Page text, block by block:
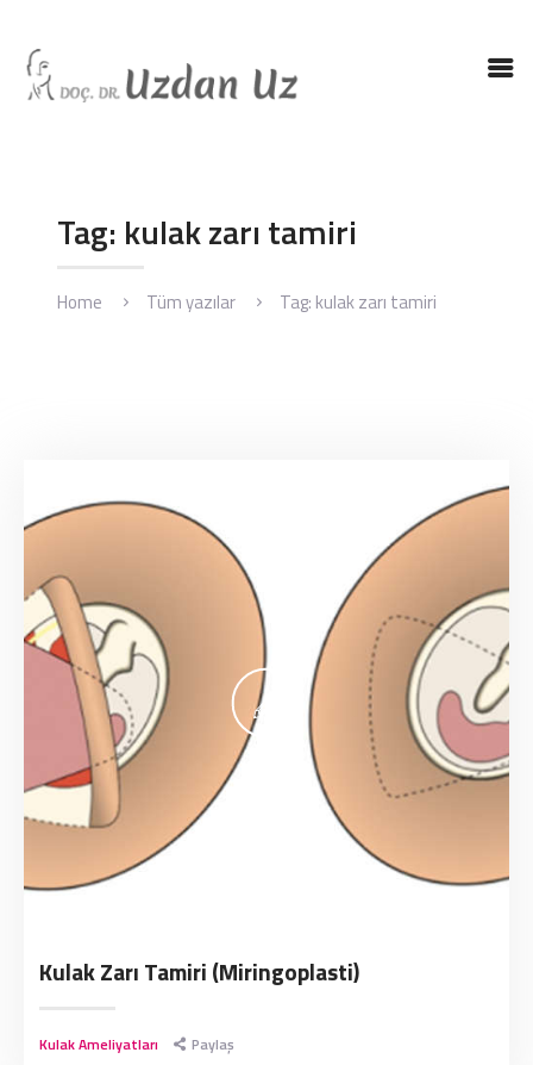
Tag: kulak zarı tamiri
Home Tüm yazılar Tag: kulak zarı tamiri
KBB HASTALIKLARI
KBB AMELIYATLARI
BLOG
Kulak Zarı Tamiri (Miringoplasti)
Kulak Ameliyatları Paylaş